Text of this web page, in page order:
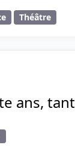
Théâtre
ans,